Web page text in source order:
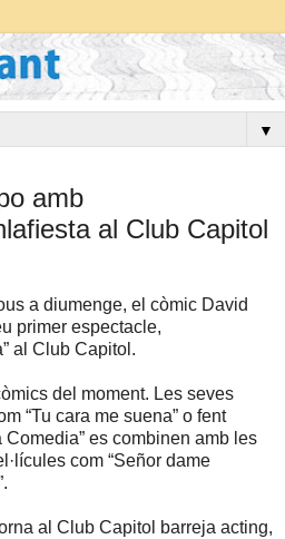
▼
amb
al Club Capitol
a diumenge, el còmic David
primer espectacle,
al Club Capitol.
del moment. Les seves
“Tu cara me suena” o fent
es combinen amb les
com “Señor dame
al Club Capitol barreja acting,